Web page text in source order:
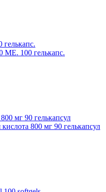
100 гелькапс.
800 мг 90 гелькапсул